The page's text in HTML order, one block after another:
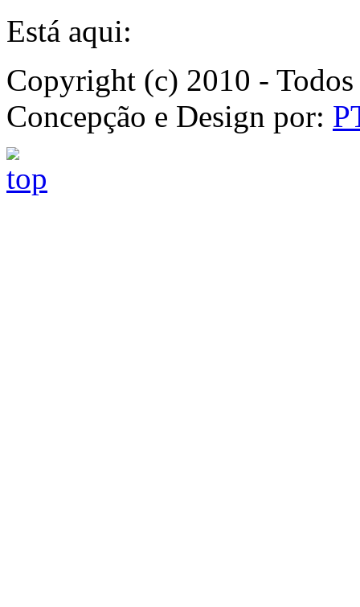
Está aqui:
Copyright (c) 2010 -
Concepção e Design por: